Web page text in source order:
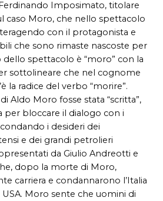
Imposimato, titolare
caso Moro, che nello spettacolo
con il protagonista e
che sono rimaste nascoste per
dello spettacolo è “moro” con la
sottolineare che nel cognome
la radice del verbo “morire”.
Aldo Moro fosse stata “scritta”,
per bloccare il dialogo con i
i desideri dei
e dei grandi petrolieri
da Giulio Andreotti e
dopo la morte di Moro,
carriera e condannarono l’Italia
USA. Moro sente che uomini di